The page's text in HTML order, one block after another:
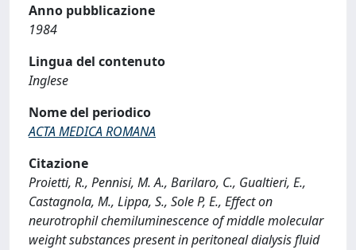
Anno pubblicazione
1984
Lingua del contenuto
Inglese
Nome del periodico
ACTA MEDICA ROMANA
Citazione
Proietti, R., Pennisi, M. A., Barilaro, C., Gualtieri, E.,
Castagnola, M., Lippa, S., Sole P, E., Effect on
neurotrophil chemiluminescence of middle molecular
weight substances present in peritoneal dialysis fluid